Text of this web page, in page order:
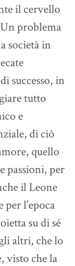
il cervello
problema
società in
successo, in
tutto
e
di ciò
quello
passioni, per
il Leone
l’epoca
su di sé
altri, che lo
visto che la